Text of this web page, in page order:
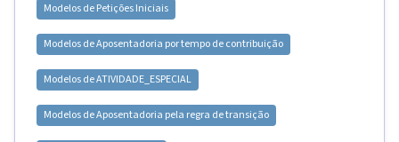
Modelos dePetições Iniciais
Modelos deAposentadoria por tempo de contribuição
Modelos deATIVIDADE_ESPECIAL
Modelos deAposentadoria pela regra de transição